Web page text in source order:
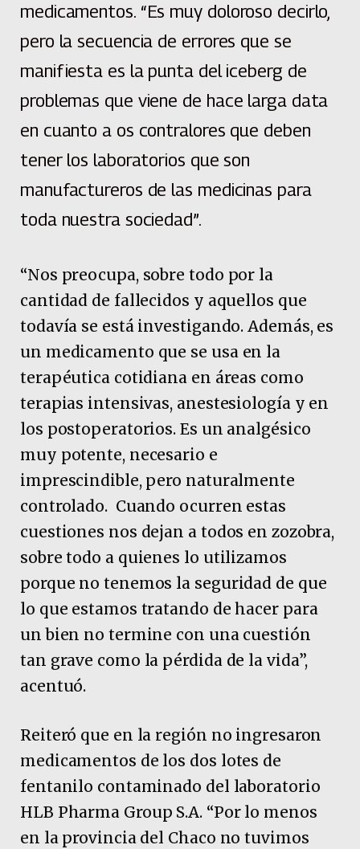
medicamentos. “Es muy doloroso decirlo,
pero la secuencia de errores que se
manifiesta es la punta del iceberg de
problemas que viene de hace larga data
en cuanto a os contralores que deben
tener los laboratorios que son
manufactureros de las medicinas para
toda nuestra sociedad”.
“Nos preocupa, sobre todo por la
cantidad de fallecidos y aquellos que
todavía se está investigando. Además, es
un medicamento que se usa en la
terapéutica cotidiana en áreas como
terapias intensivas, anestesiología y en
los postoperatorios. Es un analgésico
muy potente, necesario e
imprescindible, pero naturalmente
controlado. Cuando ocurren estas
cuestiones nos dejan a todos en zozobra,
sobre todo a quienes lo utilizamos
porque no tenemos la seguridad de que
lo que estamos tratando de hacer para
un bien no termine con una cuestión
tan grave como la pérdida de la vida”,
acentuó.
Reiteró que en la región no ingresaron
medicamentos de los dos lotes de
fentanilo contaminado del laboratorio
HLB Pharma Group S.A. “Por lo menos
en la provincia del Chaco no tuvimos